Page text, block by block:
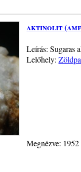
aktinolit
Leírás: Sugaras
Lelőhely:
Megnézve: